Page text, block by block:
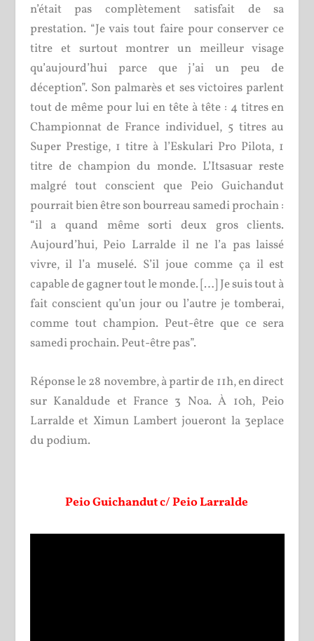
n’était pas complètement satisfait de sa
prestation. “Je vais tout faire pour conserver ce
titre et surtout montrer un meilleur visage
qu’aujourd’hui parce que j’ai un peu de
déception”. Son palmarès et ses victoires parlent
tout de même pour lui en tête à tête : 4 titres en
Championnat de France individuel, 5 titres au
Super Prestige, 1 titre à l’Eskulari Pro Pilota, 1
titre de champion du monde. L’Itsasuar reste
malgré tout conscient que Peio Guichandut
pourrait bien être son bourreau samedi prochain :
“il a quand même sorti deux gros clients.
Aujourd’hui, Peio Larralde il ne l’a pas laissé
vivre, il l’a muselé. S’il joue comme ça il est
capable de gagner tout le monde. […] Je suis tout à
fait conscient qu’un jour ou l’autre je tomberai,
comme tout champion. Peut-être que ce sera
samedi prochain. Peut-être pas”.
Réponse le 28 novembre, à partir de 11h, en direct
sur Kanaldude et France 3 Noa. À 10h, Peio
Larralde et Ximun Lambert joueront la 3eplace
du podium.
Peio Guichandut c/ Peio Larralde